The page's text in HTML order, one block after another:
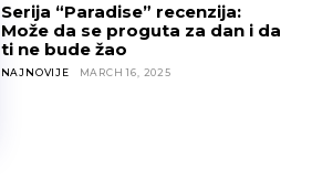
Serija “Paradise” recenzija:
Može da se proguta za dan i da
ti ne bude žao
NAJNOVIJE MARCH 16, 2025